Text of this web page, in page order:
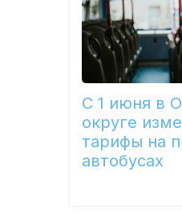
С 1 июня в
округе
тарифы на
автобусах